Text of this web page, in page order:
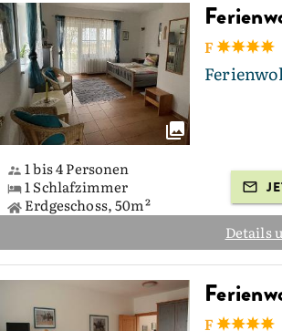
F
1 bis 4 Personen
1 Schlafzimmer
Erdgeschoss, 50m²
Details
F